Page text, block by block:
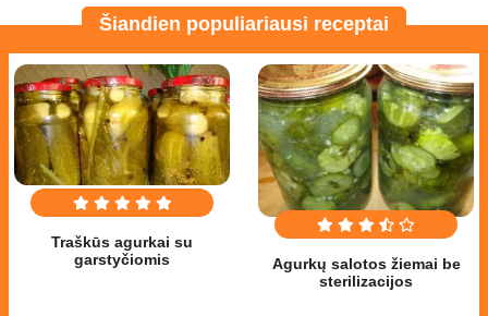
Šiandien populiariausi receptai
Traškūs agurkai su
garstyčiomis
Agurkų salotos žiemai be
sterilizacijos